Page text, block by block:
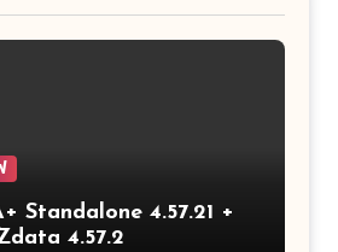
Standalone 4.57.21 +
4.57.2